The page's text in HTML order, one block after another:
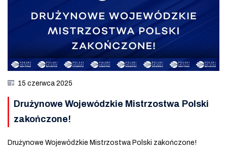
15 czerwca 2025
Drużynowe Wojewódzkie Mistrzostwa Polski
zakończone!
Drużynowe Wojewódzkie Mistrzostwa Polski zakończone!